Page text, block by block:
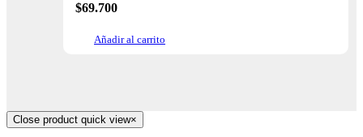
$69.700
Añadir al carrito
Close product quick view×